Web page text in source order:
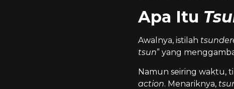
Apa Itu
Awalnya, istilah
tsun” yang
Namun seiring waktu,
action. Menariknya,